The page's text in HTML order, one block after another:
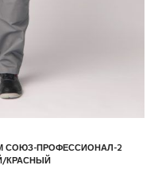
СОЮЗ-ПРОФЕССИОНАЛ-2
КРАСНЫЙ